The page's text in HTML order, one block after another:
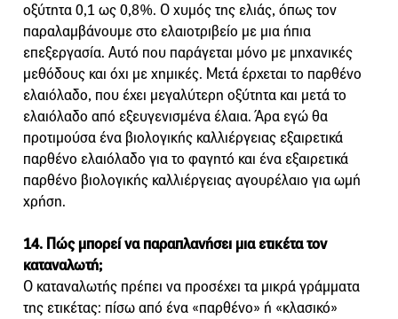
οξύτητα 0,1 ως 0,8%. Ο χυμός της ελιάς, όπως τον
παραλαμβάνουμε στο ελαιοτριβείο με μια ήπια
επεξεργασία. Αυτό που παράγεται μόνο με μηχανικές
μεθόδους και όχι με χημικές. Μετά έρχεται το παρθένο
ελαιόλαδο, που έχει μεγαλύτερη οξύτητα και μετά το
ελαιόλαδο από εξευγενισμένα έλαια. Άρα εγώ θα
προτιμούσα ένα βιολογικής καλλιέργειας εξαιρετικά
παρθένο ελαιόλαδο για το φαγητό και ένα εξαιρετικά
παρθένο βιολογικής καλλιέργειας αγουρέλαιο για ωμή
χρήση.
14. Πώς μπορεί να παραπλανήσει μια ετικέτα τον
καταναλωτή;
Ο καταναλωτής πρέπει να προσέχει τα μικρά γράμματα
της ετικέτας: πίσω από ένα «παρθένο» ή «κλασικό»